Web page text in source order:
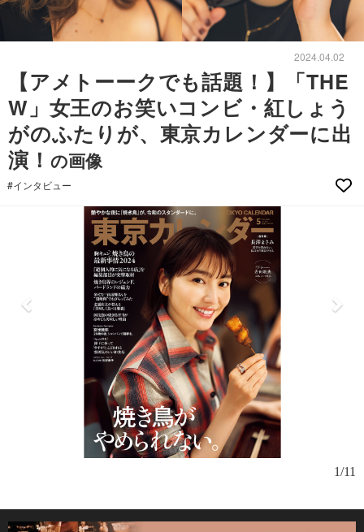
2024.04.02
【アメトーークでも話題！】「THE
W」女王のお笑いコンビ・紅しょう
がのふたりが、東京カレンダーに出
演！ の画像
#インタビュー
1/11